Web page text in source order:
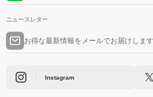
ニュースレター
お得な最新情報をメールでお届けします
Instagram